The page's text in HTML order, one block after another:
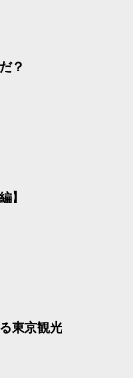
？
】
東京観光